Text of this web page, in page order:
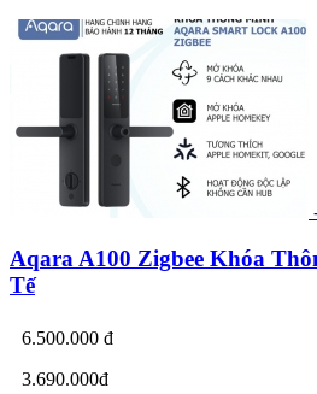
Aqara A100 Zigbee Khóa
Tế
6.500.000 đ
3.690.000đ